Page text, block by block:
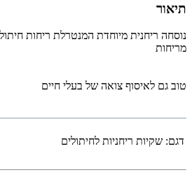
תיאור
נוסחה ריחנית מיוחדת המנטרלת ריחות
מריחות
טוב גם לאיסוף צואה של בעלי חיים
דגם: שקיות ריחניות לחיתולים